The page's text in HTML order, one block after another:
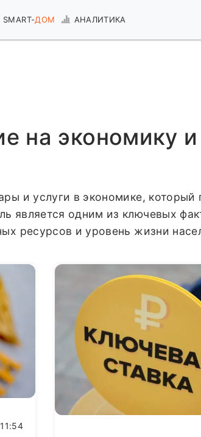
SMART-ДОМ АНАЛИТИКА
на экономику и
и услуги в экономике, который
является одним из ключевых
ресурсов и уровень жизни